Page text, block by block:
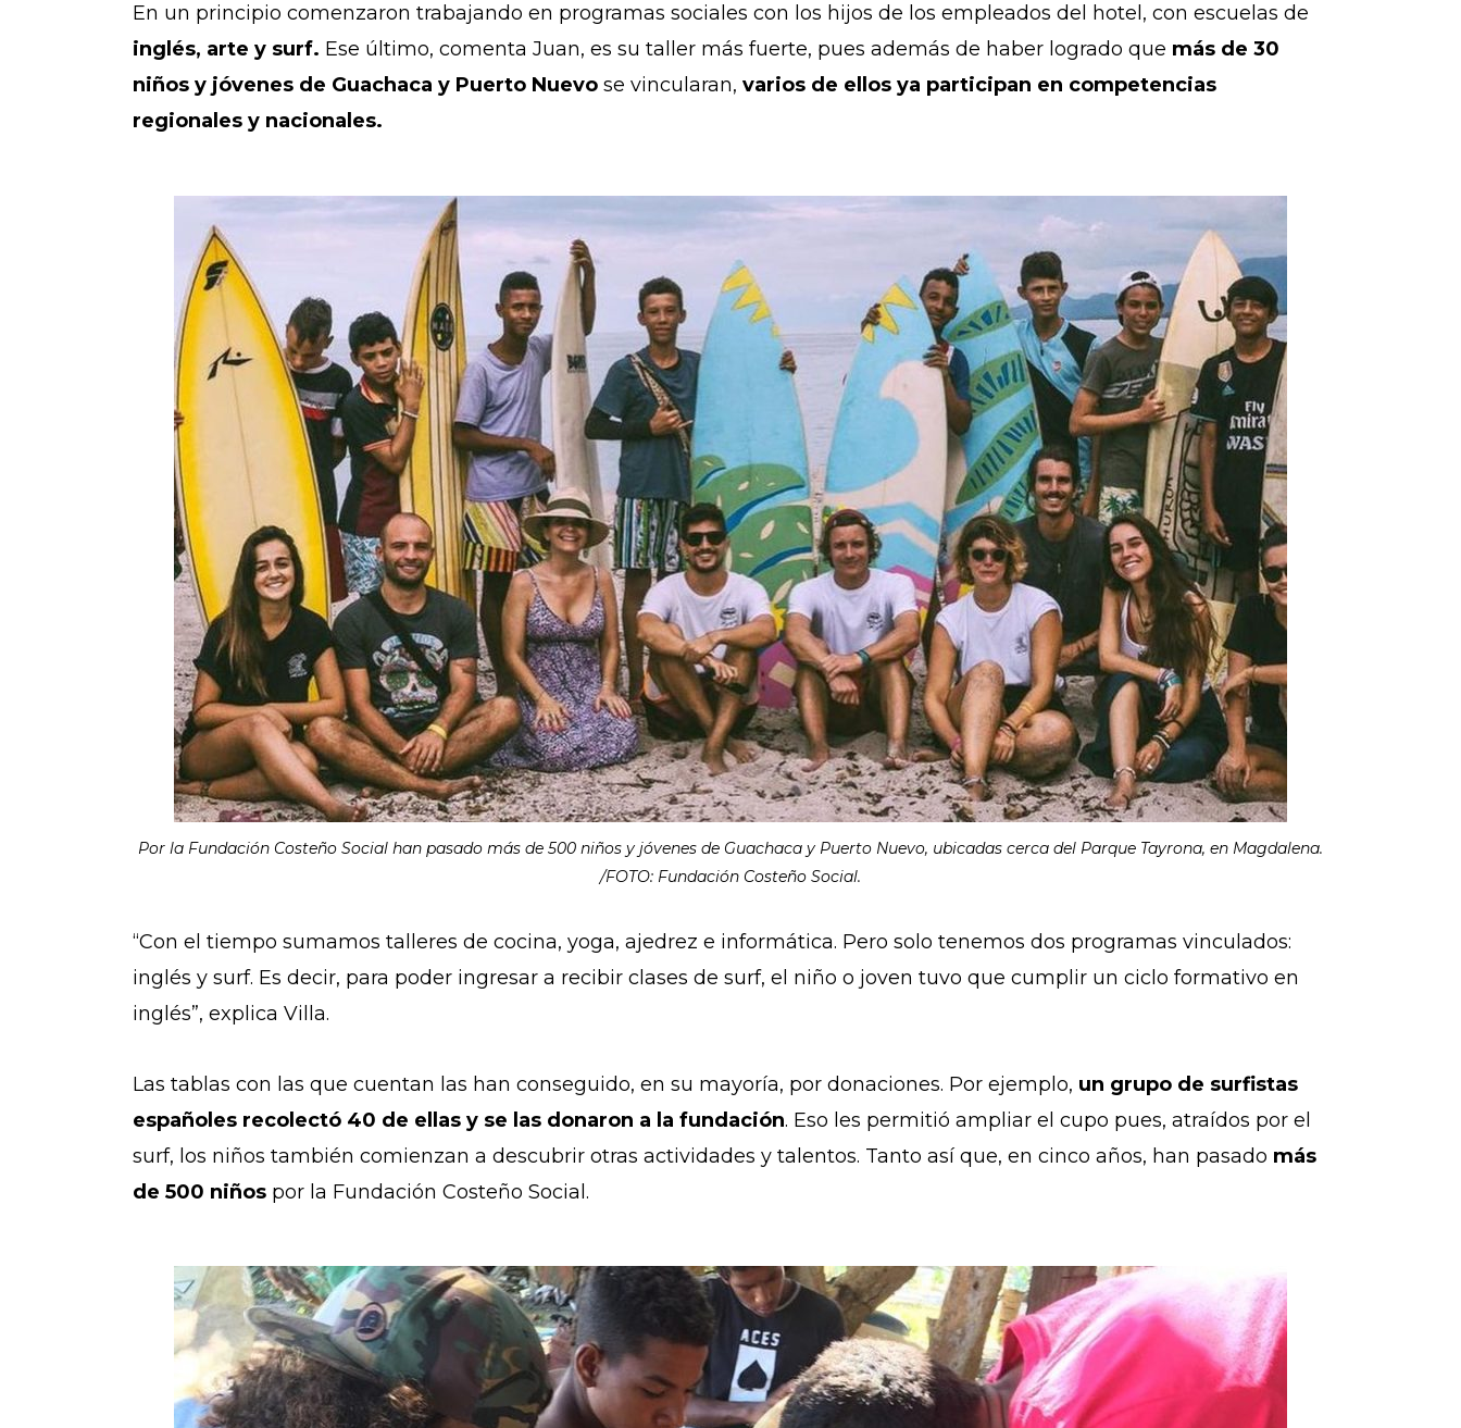
En un principio comenzaron trabajando en programas sociales con los hijos de los empleados del hotel, con escuelas de
inglés, arte y surf. Ese último, comenta Juan, es su taller más fuerte, pues además de haber logrado que más de 30
niños y jóvenes de Guachaca y Puerto Nuevo se vincularan, varios de ellos ya participan en competencias
regionales y nacionales.
Por la Fundación Costeño Social han pasado más de 500 niños y jóvenes de Guachaca y Puerto Nuevo, ubicadas cerca del Parque Tayrona, en Magdalena.
/FOTO: Fundación Costeño Social.
“Con el tiempo sumamos talleres de cocina, yoga, ajedrez e informática. Pero solo tenemos dos programas vinculados:
inglés y surf. Es decir, para poder ingresar a recibir clases de surf, el niño o joven tuvo que cumplir un ciclo formativo en
inglés”, explica Villa.
Las tablas con las que cuentan las han conseguido, en su mayoría, por donaciones. Por ejemplo, un grupo de surfistas
españoles recolectó 40 de ellas y se las donaron a la fundación. Eso les permitió ampliar el cupo pues, atraídos por el
surf, los niños también comienzan a descubrir otras actividades y talentos. Tanto así que, en cinco años, han pasado más
de 500 niños por la Fundación Costeño Social.